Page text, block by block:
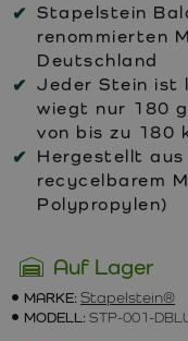
Stapelstein
renommierten
Deutschland
Jeder Stein ist
wiegt nur 180
von bis zu 180
Hergestellt aus
recycelbarem
Polypropylen)
Auf Lager
MARKE: Stapelstein®
MODELL: STP-001-